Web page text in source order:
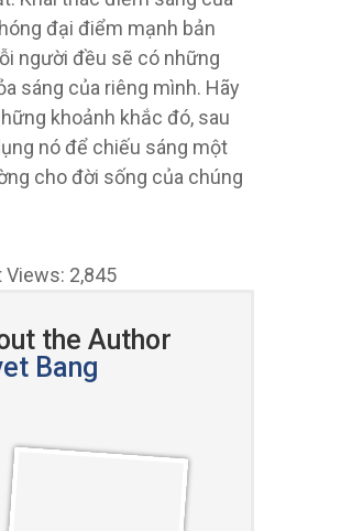
đại điểm mạnh bản
người đều sẽ có những
sáng của riêng mình. Hãy
khoảnh khắc đó, sau
nó để chiếu sáng một
cho đời sống của chúng
Views: 2,845
the Author
Bang